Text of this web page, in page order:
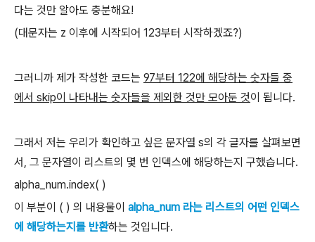
다는 것만 알아도 충분해요!
(대문자는 z 이후에 시작되어 123부터 시작하겠죠?)
그러니까 제가 작성한 코드는 97부터 122에 해당하는 숫자들 중
에서 skip이 나타내는 숫자들을 제외한 것만 모아둔 것이 됩니다.
그래서 저는 우리가 확인하고 싶은 문자열 s의 각 글자를 살펴보면
서, 그 문자열이 리스트의 몇 번 인덱스에 해당하는지 구했습니다.
alpha_num.index( )
이 부분이 ( ) 의 내용물이 alpha_num 라는 리스트의 어떤 인덱스
에 해당하는지를 반환하는 것입니다.